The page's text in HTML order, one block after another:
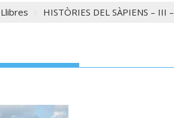
Llibres HISTÒRIES DEL SÀPIENS – III –